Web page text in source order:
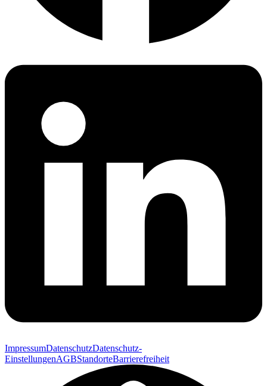
ImpressumDatenschutzDatenschutz-
EinstellungenAGBStandorteBarrierefreiheit